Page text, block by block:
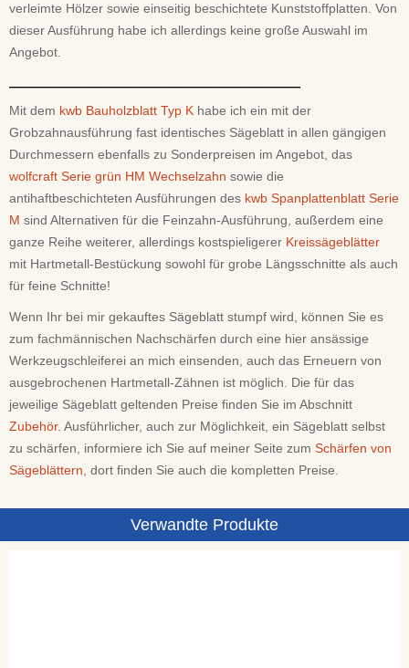
verleimte Hölzer sowie einseitig beschichtete Kunststoffplatten. Von
dieser Ausführung habe ich allerdings keine große Auswahl im
Angebot.
–––––––––––––––––––––––––––––
Mit dem kwb Bauholzblatt Typ K habe ich ein mit der
Grobzahnausführung fast identisches Sägeblatt in allen gängigen
Durchmessern ebenfalls zu Sonderpreisen im Angebot, das
wolfcraft Serie grün HM Wechselzahn sowie die
antihaftbeschichteten Ausführungen des kwb Spanplattenblatt Serie
M sind Alternativen für die Feinzahn-Ausführung, außerdem eine
ganze Reihe weiterer, allerdings kostspieligerer Kreissägeblätter
mit Hartmetall-Bestückung sowohl für grobe Längsschnitte als auch
für feine Schnitte!
Wenn Ihr bei mir gekauftes Sägeblatt stumpf wird, können Sie es
zum fachmännischen Nachschärfen durch eine hier ansässige
Werkzeugschleiferei an mich einsenden, auch das Erneuern von
ausgebrochenen Hartmetall-Zähnen ist möglich. Die für das
jeweilige Sägeblatt geltenden Preise finden Sie im Abschnitt
Zubehör. Ausführlicher, auch zur Möglichkeit, ein Sägeblatt selbst
zu schärfen, informiere ich Sie auf meiner Seite zum Schärfen von
Sägeblättern , dort finden Sie auch die kompletten Preise.
Verwandte Produkte